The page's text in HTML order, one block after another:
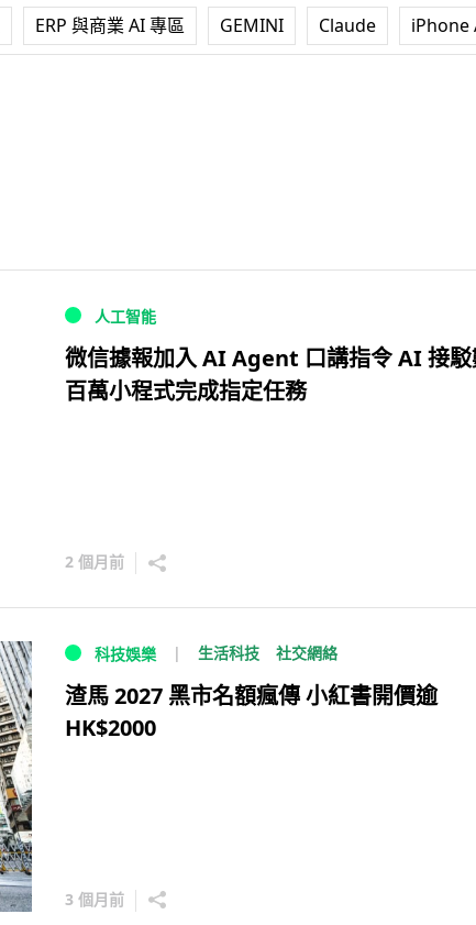
ERP 與商業 AI 專區 GEMINI Claude iPhone
人工智能
微信據報加入 AI Agent 口講指令 AI 接
百萬小程式完成指定任務
2 個月前
科技娛樂 生活科技 社交網絡
渣馬 2027 黑市名額瘋傳 小紅書開價逾
HK$2000
3 個月前